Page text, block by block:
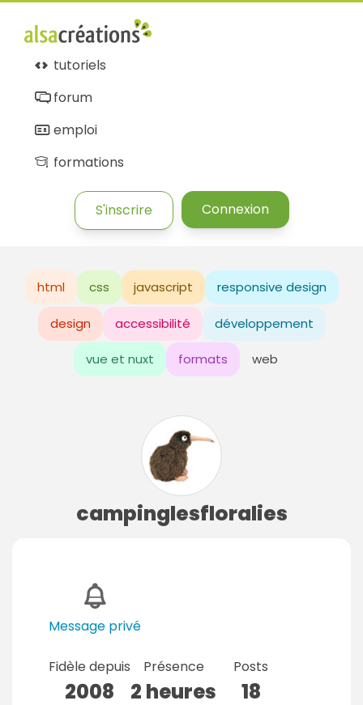
tutoriels
forum
emploi
formations
S'inscrire Connexion
html css javascript responsive design
design accessibilité développement
vue et nuxt formats web
campinglesfloralies
Message privé
Fidèle depuis
2008
Présence
2 heures
Posts
18